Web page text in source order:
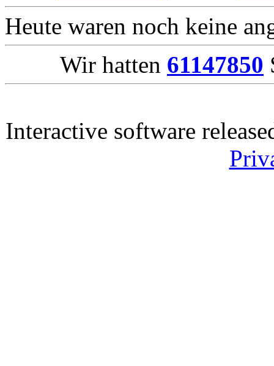
Heute waren noch keine
Wir hatten 61147850
Interactive software